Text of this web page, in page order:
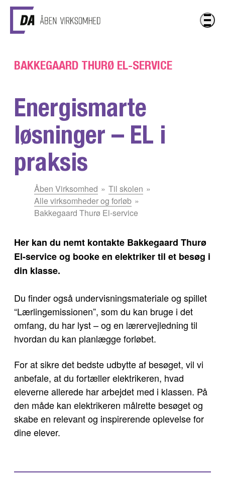
Gå til hovedindhold
BAKKEGAARD THURØ EL-SERVICE
Energismarte
løsninger – EL i
praksis
Åben Virksomhed
Til skolen
Alle virksomheder og forløb
Bakkegaard Thurø El-service
Her kan du nemt kontakte Bakkegaard Thurø
El-serviceog booke en elektriker til et besøg i
din klasse.
Du finder også undervisningsmateriale og spillet
“Lærlingemissionen”, som du kan bruge i det
omfang, du har lyst – og en lærervejledning til
hvordan du kan planlægge forløbet.
For at sikre det bedste udbytte af besøget, vil vi
anbefale, at du fortæller elektrikeren, hvad
eleverne allerede har arbejdet med i klassen. På
den måde kan elektrikeren målrette besøget og
skabe en relevant og inspirerende oplevelse for
dine elever.